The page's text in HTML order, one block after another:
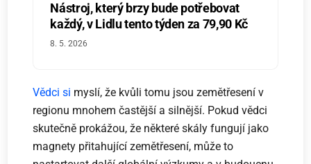
Nástroj, který brzy bude potřebovat
každý, v Lidlu tento týden za 79,90 Kč
8. 5. 2026
Vědci si myslí, že kvůli tomu jsou zemětřesení v
regionu mnohem častější a silnější. Pokud vědci
skutečně prokážou, že některé skály fungují jako
magnety přitahující zemětřesení, může to